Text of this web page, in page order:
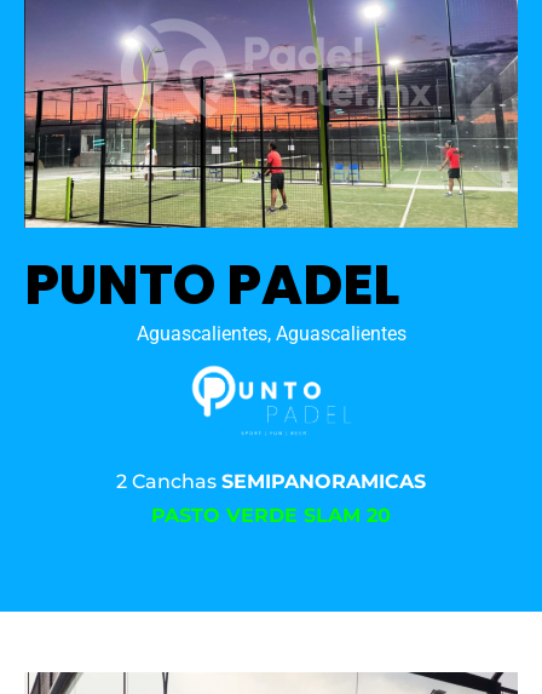
PUNTO PADEL
Aguascalientes, Aguascalientes
2 Canchas SEMIPANORAMICAS
PASTO VERDE SLAM 20